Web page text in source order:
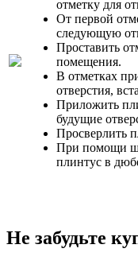
отметку для
От первой
следующую
Проставить
помещения.
В отметках
отверстия,
Приложить
будущие
Просверлить
При помощи
плинтус в
Не забудьте